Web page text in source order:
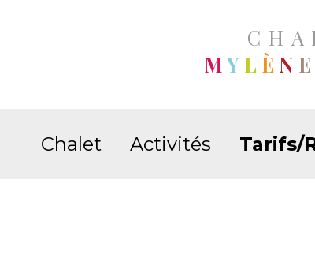
MY L È N E
Chalet Activités Tarifs/